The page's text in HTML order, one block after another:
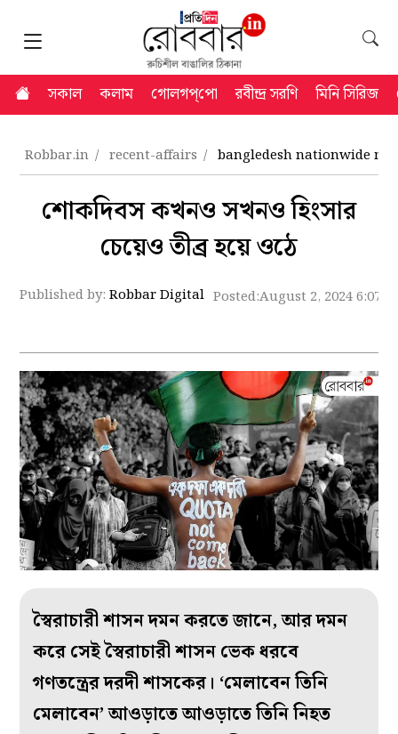
সকাল কলাম গোলগপ্‌পো রবীন্দ্র সরণি মিনি সিরিজ
Robbar.in recent-affairs bangledesh nationwide
শোকদিবস কখনও সখনও হিংসার
চেয়েও তীব্র হয়ে ওঠে
Published by:Robbar Digital Posted:August 2, 2024 6:07
স্বৈরাচারী শাসন দমন করতে জানে, আর দমন
করে সেই স্বৈরাচারী শাসন ভেক ধরবে
গণতন্ত্রের দরদী শাসকের। ‘মেলাবেন তিনি
মেলাবেন’ আওড়াতে আওড়াতে তিনি নিহত